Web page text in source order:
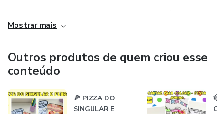
alta qualidade!
Aqui, oferecemos uma vasta seleção de materiais, desde
alfabetização e aprendizado do alfabeto até kits
completos para salas de aula, apostilas e jogos
educativos, tudo pensado para tornar o ensino mais
dinâmico e eficiente.
Mostrar mais
Outros produtos de quem criou esse
conteúdo
🍕 PIZZA DO
SINGULAR E